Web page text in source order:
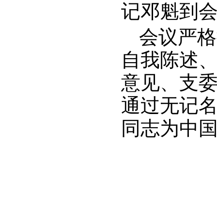
记邓魁到
会议严
自我陈述
意见、支
通过无记
同志为中